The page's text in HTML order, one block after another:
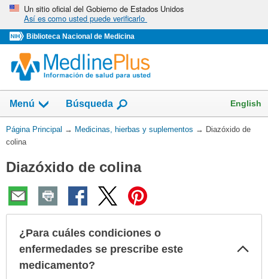
Omita
vaya
al
Contenido
Un sitio oficial del Gobierno de Estados Unidos
Así es como usted puede verificarlo
Biblioteca Nacional de Medicina
Menú
Mostrar
campo
de
Búsqueda English
Usted
está
Página Principal → Medicinas, hierbas y suplementos → Diazóxido de
colina
Diazóxido de colina
¿Para cuáles condiciones o
enfermedades se prescribe este
medicamento?